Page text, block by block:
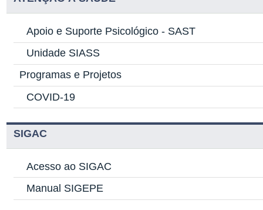
Apoio e Suporte Psicológico - SAST
Unidade SIASS
Programas e Projetos
COVID-19
SIGAC
Acesso ao SIGAC
Manual SIGEPE